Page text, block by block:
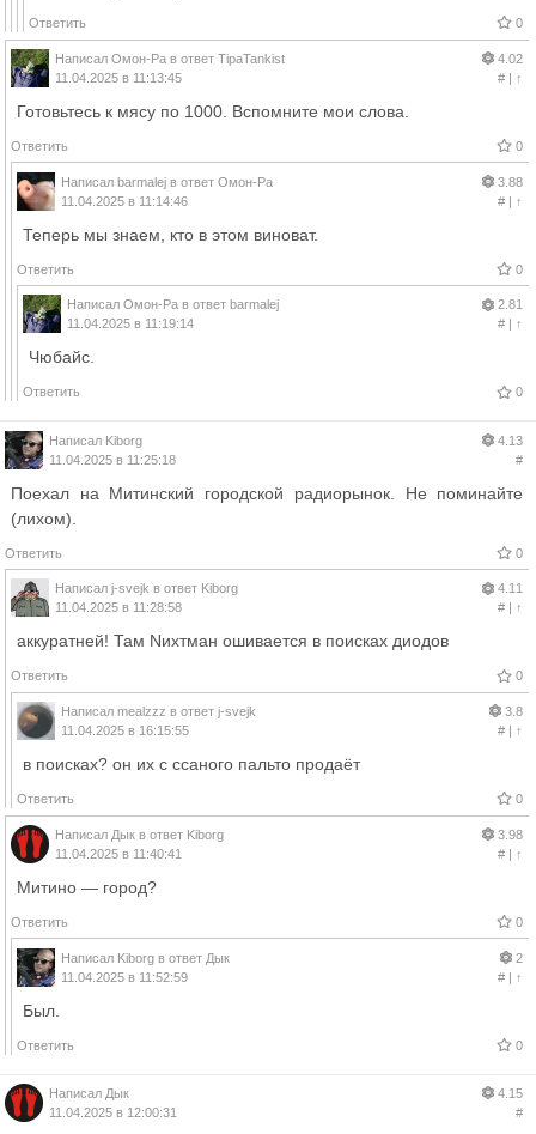
Ответить 0
Написал Омон-Ра в ответ TipaTankist
11.04.2025 в 11:13:45
4.02
#| ↑
Готовьтесь к мясу по 1000. Вспомните мои слова.
Ответить 0
Написал barmalej в ответ Омон-Ра
11.04.2025 в 11:14:46
3.88
#| ↑
Теперь мы знаем, кто в этом виноват.
Ответить 0
Написал Омон-Ра в ответ barmalej
11.04.2025 в 11:19:14
2.81
#| ↑
Чюбайс.
Ответить 0
Написал Kiborg
11.04.2025 в 11:25:18
4.13
#
Поехал на Митинский городской радиорынок. Не поминайте
(лихом).
Ответить 0
Написал j-svejk в ответ Kiborg
11.04.2025 в 11:28:58
4.11
#| ↑
аккуратней! Там Nихтман ошивается в поисках диодов
Ответить 0
Написал mealzzz в ответ j-svejk
11.04.2025 в 16:15:55
3.8
#| ↑
в поисках? он их с ссаного пальто продаёт
Ответить 0
Написал Дык в ответ Kiborg
11.04.2025 в 11:40:41
3.98
#| ↑
Митино — город?
Ответить 0
Написал Kiborg в ответ Дык
11.04.2025 в 11:52:59
2
#| ↑
Был.
Ответить 0
Написал Дык
11.04.2025 в 12:00:31
4.15
#